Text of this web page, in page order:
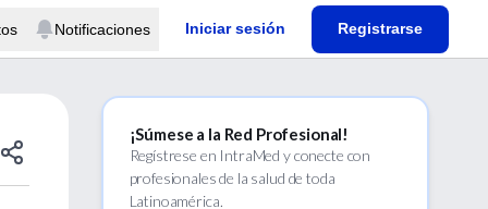
Notificaciones Iniciar sesión Registrarse
¡Súmese a la Red Profesional!
Regístrese en IntraMed y conecte con
profesionales de la salud de toda
Latinoamérica.